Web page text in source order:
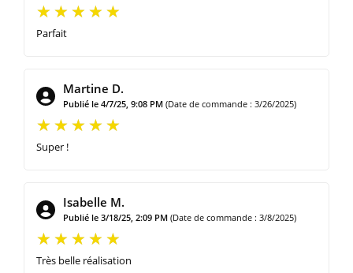
Parfait
Martine D.
Publié le 4/7/25, 9:08 PM (Date de commande : 3/26/2025)
Super !
Isabelle M.
Publié le 3/18/25, 2:09 PM (Date de commande : 3/8/2025)
Très belle réalisation